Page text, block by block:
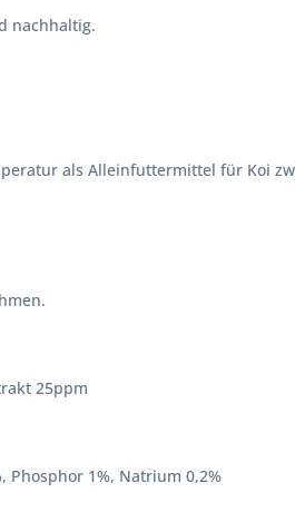
nachhaltig.
als Alleinfuttermittel für Koi
25ppm
Phosphor 1%, Natrium 0,2%